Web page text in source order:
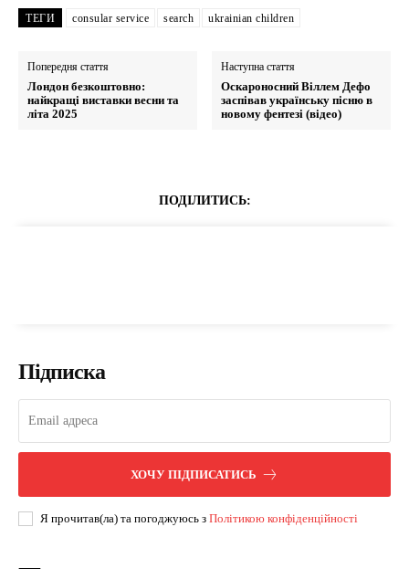
ТЕГИ consular service search ukrainian children
Попередня стаття
Лондон безкоштовно:
найкращі виставки весни та
літа 2025
Наступна стаття
Оскароносний Віллем Дефо
заспівав українську пісню в
новому фентезі (відео)
ПОДІЛИТИСЬ:
Підписка
ХОЧУ ПІДПИСАТИСЬ
Я прочитав(ла) та погоджуюсь з Політикою конфіденційності